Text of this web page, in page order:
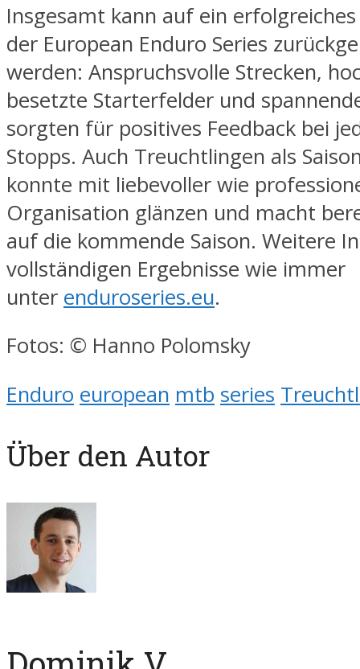
Insgesamt kann auf ein
der European Enduro Series
werden: Anspruchsvolle Strecken,
besetzte Starterfelder und
sorgten für positives Feedback bei
Stopps. Auch Treuchtlingen als
konnte mit liebevoller wie
Organisation glänzen und macht
auf die kommende Saison. Weitere
vollständigen Ergebnisse wie immer
unter enduroseries.eu.
Fotos: © Hanno Polomsky
Enduro european mtb series
Über den Autor